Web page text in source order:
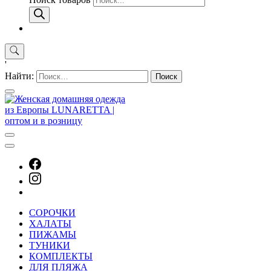
'
Найти:
СОРОЧКИ
ХАЛАТЫ
ПИЖАМЫ
ТУНИКИ
КОМПЛЕКТЫ
ДЛЯ ПЛЯЖА